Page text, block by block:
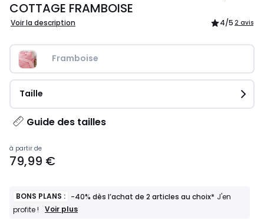
COTTAGE FRAMBOISE
Voir la description 4/5 2 avis
Framboise
Taille
Guide des tailles
Prix
à
79,99
€.
à partir de
79,99 €
BONS PLANS : -40% dès l’achat de 2 articles au choix* J'en
profite !
BONS
Voir plus